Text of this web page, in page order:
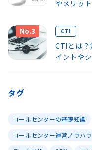
やメリッ
No.3 CTI
CTIとは？
イントや
タグ
コールセンターの基礎知識
コールセンター運営ノウハウ